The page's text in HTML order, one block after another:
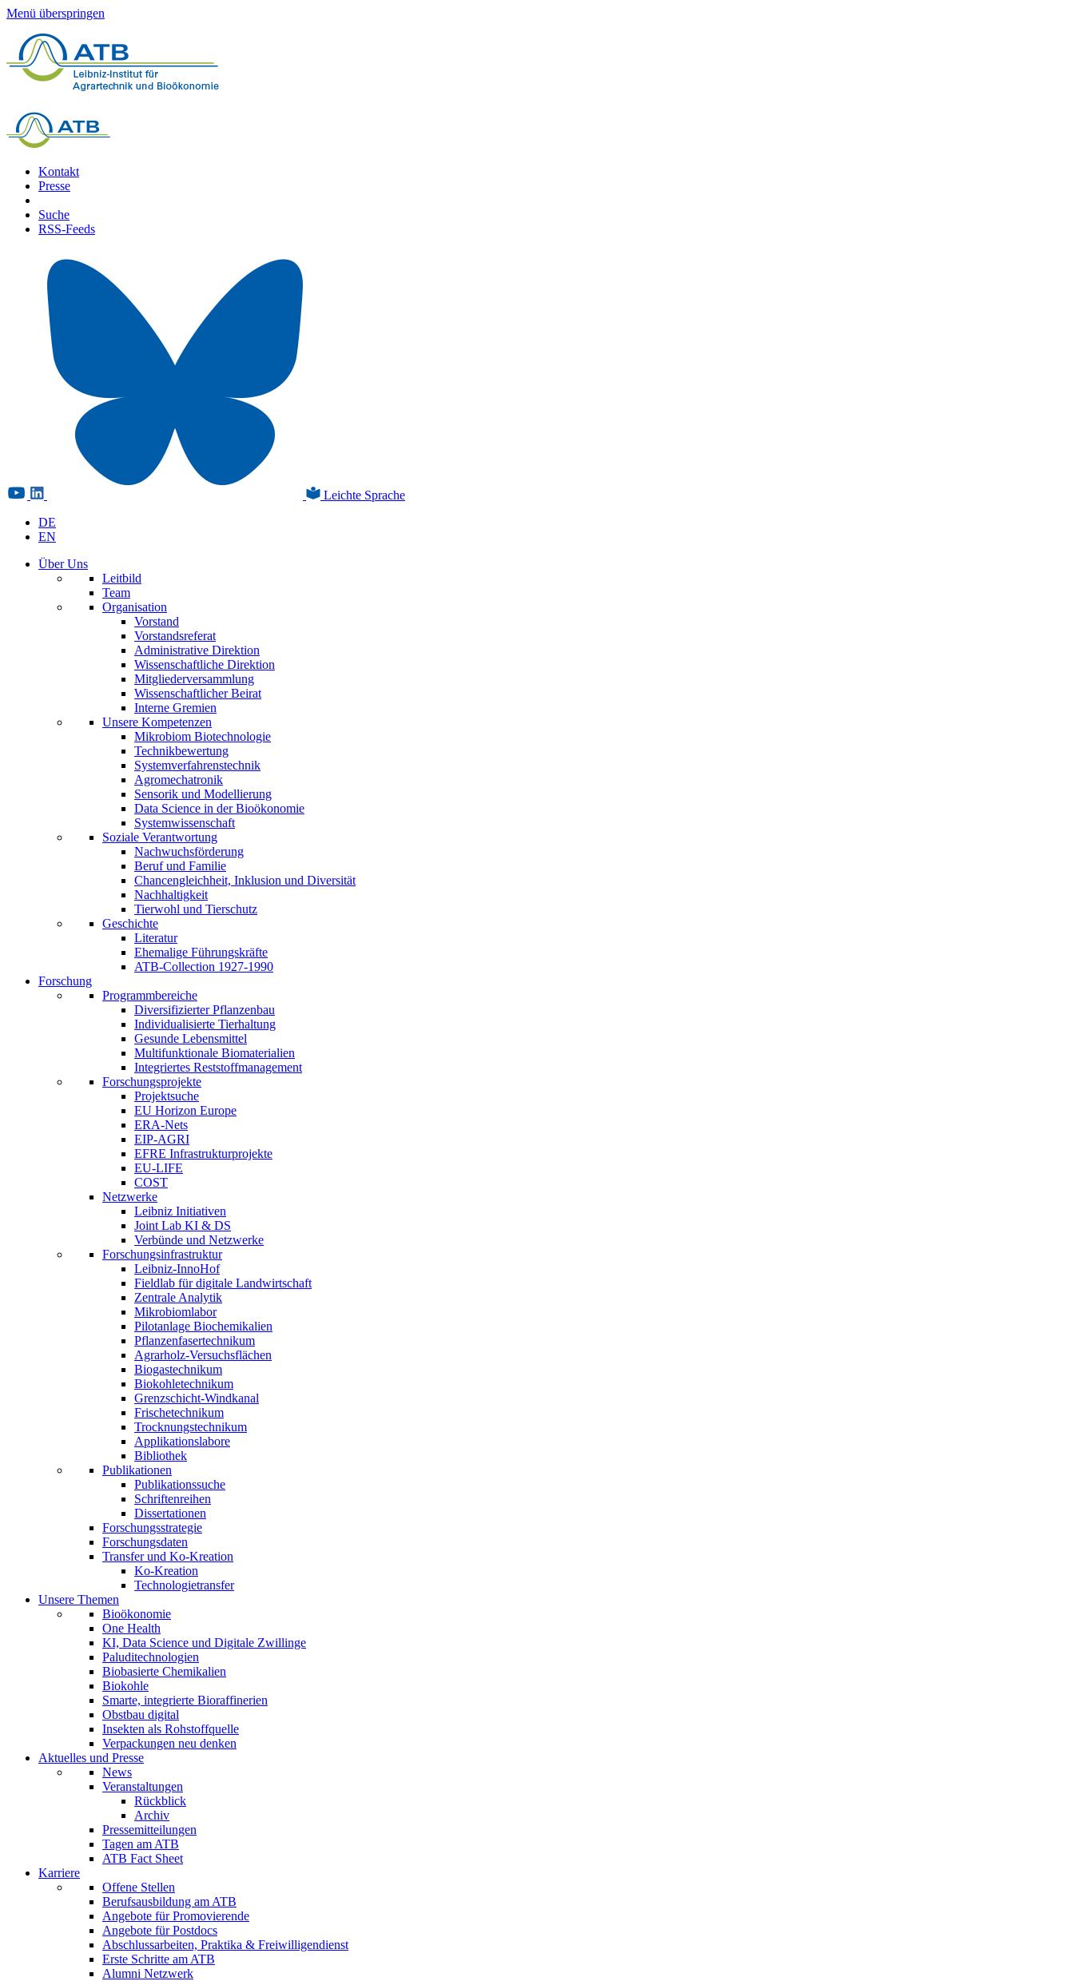
Menü überspringen
Kontakt
Presse
Suche
RSS-Feeds
Leichte Sprache
DE
EN
Über Uns
Leitbild
Team
Organisation
Vorstand
Vorstandsreferat
Administrative Direktion
Wissenschaftliche Direktion
Mitgliederversammlung
Wissenschaftlicher Beirat
Interne Gremien
Unsere Kompetenzen
Mikrobiom Biotechnologie
Technikbewertung
Systemverfahrenstechnik
Agromechatronik
Sensorik und Modellierung
Data Science in der Bioökonomie
Systemwissenschaft
Soziale Verantwortung
Nachwuchsförderung
Beruf und Familie
Chancengleichheit, Inklusion und Diversität
Nachhaltigkeit
Tierwohl und Tierschutz
Geschichte
Literatur
Ehemalige Führungskräfte
ATB-Collection 1927-1990
Forschung
Programmbereiche
Diversifizierter Pflanzenbau
Individualisierte Tierhaltung
Gesunde Lebensmittel
Multifunktionale Biomaterialien
Integriertes Reststoffmanagement
Forschungsprojekte
Projektsuche
EU Horizon Europe
ERA-Nets
EIP-AGRI
EFRE Infrastrukturprojekte
EU-LIFE
COST
Netzwerke
Leibniz Initiativen
Joint Lab KI & DS
Verbünde und Netzwerke
Forschungsinfrastruktur
Leibniz-InnoHof
Fieldlab für digitale Landwirtschaft
Zentrale Analytik
Mikrobiomlabor
Pilotanlage Biochemikalien
Pflanzenfasertechnikum
Agrarholz-Versuchsflächen
Biogastechnikum
Biokohletechnikum
Grenzschicht-Windkanal
Frischetechnikum
Trocknungstechnikum
Applikationslabore
Bibliothek
Publikationen
Publikationssuche
Schriftenreihen
Dissertationen
Forschungsstrategie
Forschungsdaten
Transfer und Ko-Kreation
Ko-Kreation
Technologietransfer
Unsere Themen
Bioökonomie
One Health
KI, Data Science und Digitale Zwillinge
Paluditechnologien
Biobasierte Chemikalien
Biokohle
Smarte, integrierte Bioraffinerien
Obstbau digital
Insekten als Rohstoffquelle
Verpackungen neu denken
Aktuelles und Presse
News
Veranstaltungen
Rückblick
Archiv
Pressemitteilungen
Tagen am ATB
ATB Fact Sheet
Karriere
Offene Stellen
Berufsausbildung am ATB
Angebote für Promovierende
Angebote für Postdocs
Abschlussarbeiten, Praktika & Freiwilligendienst
Erste Schritte am ATB
Alumni Netzwerk